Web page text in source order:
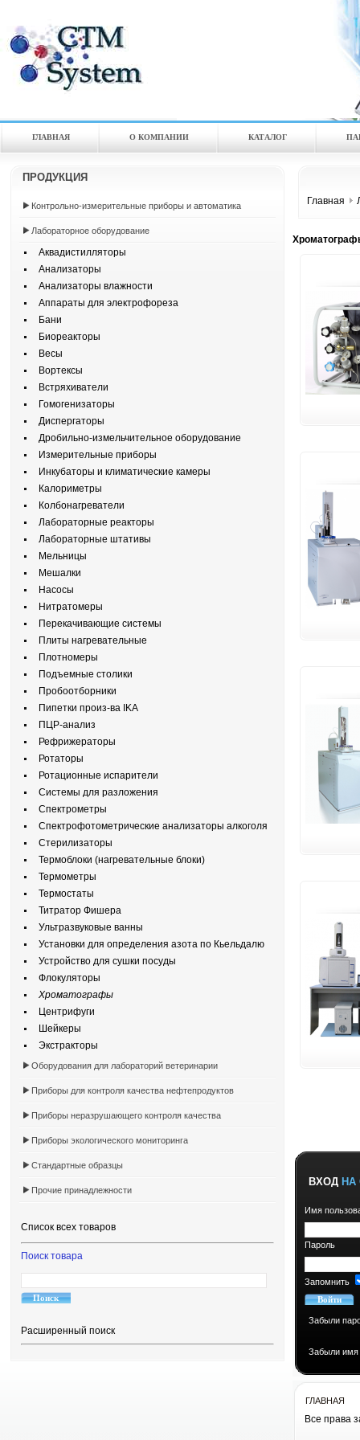
ГЛАВНАЯ О КОМПАНИИ КАТАЛOГ
ПРОДУКЦИЯ
Контрольно-измерительные приборы и автоматика
Лабораторное оборудование
Аквадистилляторы
Анализаторы
Анализаторы влажности
Аппараты для электрофореза
Бани
Биореакторы
Весы
Вортексы
Встряхиватели
Гомогенизаторы
Диспергаторы
Дробильно-измельчительное оборудование
Измерительные приборы
Инкубаторы и климатические камеры
Калориметры
Колбонагреватели
Лабораторные реакторы
Лабораторные штативы
Мельницы
Мешалки
Насосы
Нитратомеры
Перекачивающие системы
Плиты нагревательные
Плотномеры
Подъемные столики
Пробоотборники
Пипетки произ-ва IKA
ПЦР-анализ
Рефрижераторы
Ротаторы
Ротационные испарители
Системы для разложения
Спектрометры
Спектрофотометрические анализаторы алкоголя
Стерилизаторы
Термоблоки (нагревательные блоки)
Термометры
Термостаты
Титратор Фишера
Ультразвуковые ванны
Установки для определения азота по Кьельдалю
Устройство для сушки посуды
Флокуляторы
Хроматографы
Центрифуги
Шейкеры
Экстракторы
Оборудования для лабораторий ветеринарии
Приборы для контроля качества нефтепродуктов
Приборы неразрушающего контроля качества
Приборы экологического мониторинга
Стандартные образцы
Прочие принадлежности
Список всех товаров
Поиск товара
Расширенный поиск
Главная
ВХОД НА
Имя
Пароль
Запомнить
Забыли
Забыли имя
ГЛАВНАЯ
Все права